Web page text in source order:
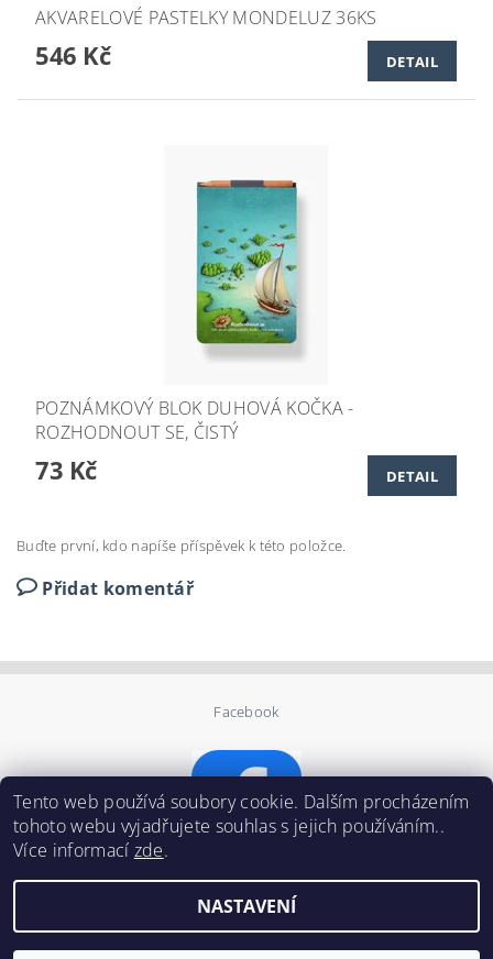
AKVARELOVÉ PASTELKY MONDELUZ 36KS
546 Kč DETAIL
POZNÁMKOVÝ BLOK DUHOVÁ KOČKA -
ROZHODNOUT SE, ČISTÝ
73 Kč DETAIL
Buďte první, kdo napíše příspěvek k této položce.
Přidat komentář
Facebook
2026 ©Výtvarné potřeby U tukana, všechna práva vyhrazena
Tento web používá soubory cookie. Dalším procházením
tohoto webu vyjadřujete souhlas s jejich používáním..
Více informací zde.
NASTAVENÍ